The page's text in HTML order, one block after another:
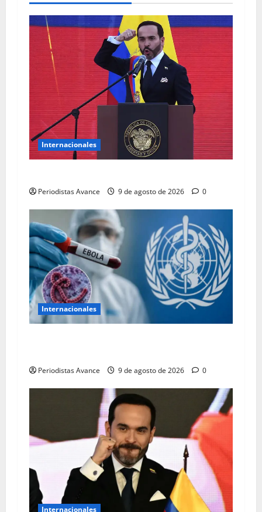
Internacionales
Periodistas Avance 9 de agosto de 2026 0
Internacionales
Periodistas Avance 9 de agosto de 2026 0
Internacionales